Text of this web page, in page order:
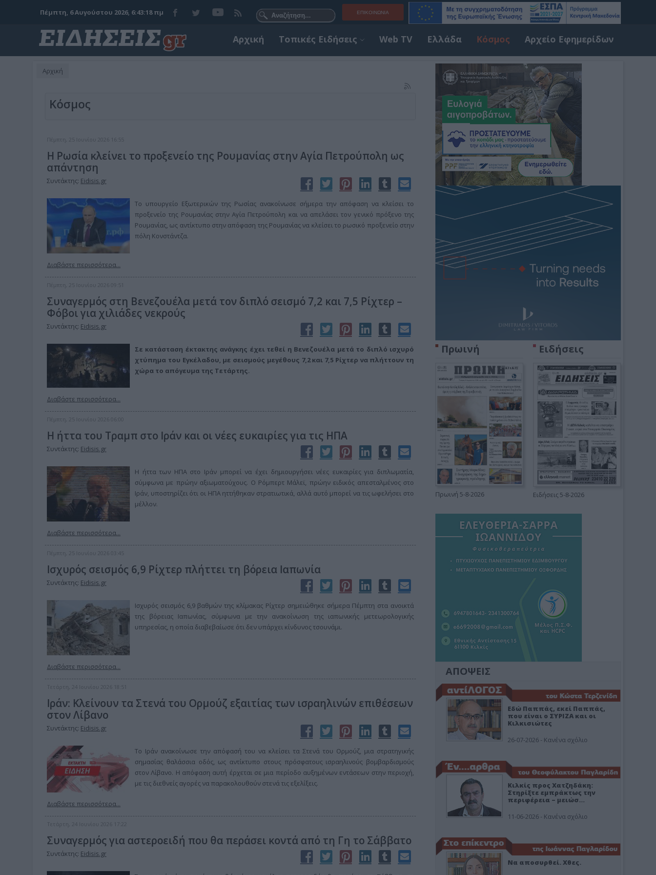
ΕΠΙΚΟΙΝΩΝΊΑ
Πέμπτη, 6 Αυγούστου 2026, 6:43:19 πμ
Αρχική Τοπικές Ειδήσεις Web TV Ελλάδα Κόσμος Αρχείο Εφημερίδων
Αρχική
Κόσμος
Πέμπτη, 25 Ιουνίου 2026 16:55
Η Ρωσία κλείνει το προξενείο της Ρουμανίας στην Αγία Πετρούπολη ως
απάντηση
Συντάκτης: Eidisis.gr
Το υπουργείο Εξωτερικών της Ρωσίας ανακοίνωσε σήμερα την απόφαση να κλείσει το
προξενείο της Ρουμανίας στην Αγία Πετρούπολη και να απελάσει τον γενικό πρόξενο της
Ρουμανίας, ως αντίκτυπο στην απόφαση της Ρουμανίας να κλείσει το ρωσικό προξενείο στην
πόλη Κονστάντζα.
Διαβάστε περισσότερα...
Πέμπτη, 25 Ιουνίου 2026 09:51
Συναγερμός στη Βενεζουέλα μετά τον διπλό σεισμό 7,2 και 7,5 Ρίχτερ –
Φόβοι για χιλιάδες νεκρούς
Συντάκτης: Eidisis.gr
Σε κατάσταση έκτακτης ανάγκης έχει τεθεί η Βενεζουέλα μετά το διπλό ισχυρό
χτύπημα του Εγκέλαδου, με σεισμούς μεγέθους 7,2 και 7,5 Ρίχτερ να πλήττουν τη
χώρα το απόγευμα της Τετάρτης.
Διαβάστε περισσότερα...
Πέμπτη, 25 Ιουνίου 2026 06:00
Η ήττα του Τραμπ στο Ιράν και οι νέες ευκαιρίες για τις ΗΠΑ
Συντάκτης: Eidisis.gr
Η ήττα των ΗΠΑ στο Ιράν μπορεί να έχει δημιουργήσει νέες ευκαιρίες για διπλωματία,
σύμφωνα με πρώην αξιωματούχους. Ο Ρόμπερτ Μάλεϊ, πρώην ειδικός απεσταλμένος στο
Ιράν, υποστηρίζει ότι οι ΗΠΑ ηττήθηκαν στρατιωτικά, αλλά αυτό μπορεί να τις ωφελήσει στο
μέλλον.
Διαβάστε περισσότερα...
Πέμπτη, 25 Ιουνίου 2026 03:45
Ισχυρός σεισμός 6,9 Ρίχτερ πλήττει τη βόρεια Ιαπωνία
Συντάκτης: Eidisis.gr
Ισχυρός σεισμός 6,9 βαθμών της κλίμακας Ρίχτερ σημειώθηκε σήμερα Πέμπτη στα ανοικτά
της βόρειας Ιαπωνίας, σύμφωνα με την ανακοίνωση της ιαπωνικής μετεωρολογικής
υπηρεσίας, η οποία διαβεβαίωσε ότι δεν υπάρχει κίνδυνος τσουνάμι.
Διαβάστε περισσότερα...
Τετάρτη, 24 Ιουνίου 2026 18:51
Ιράν: Κλείνουν τα Στενά του Ορμούζ εξαιτίας των ισραηλινών επιθέσεων
στον Λίβανο
Συντάκτης: Eidisis.gr
Το Ιράν ανακοίνωσε την απόφασή του να κλείσει τα Στενά του Ορμούζ, μια στρατηγικής
σημασίας θαλάσσια οδός, ως αντίκτυπο στους πρόσφατους ισραηλινούς βομβαρδισμούς
στον Λίβανο. Η απόφαση αυτή έρχεται σε μια περίοδο αυξημένων εντάσεων στην περιοχή,
με τις διεθνείς αγορές να παρακολουθούν στενά τις εξελίξεις.
Διαβάστε περισσότερα...
Τετάρτη, 24 Ιουνίου 2026 17:22
Συναγερμός για αστεροειδή που θα περάσει κοντά από τη Γη το Σάββατο
Συντάκτης: Eidisis.gr
Πρωινή
Πρωινή 5-8-2026
Ειδήσεις
Ειδήσεις 5-8-2026
ΑΠΟΨΕΙΣ
Εδώ Παππάς, εκεί Παππάς,
που είναι ο ΣΥΡΙΖΑ και οι
Κιλκισιώτες
26-07-2026 - Κανένα σχόλιο
Κιλκίς προς Χατζηδάκη:
Στηρίξτε εμπράκτως την
περιφέρεια – μειώσ…
11-06-2026 - Κανένα σχόλιο
Να αποσυρθεί. Χθες.